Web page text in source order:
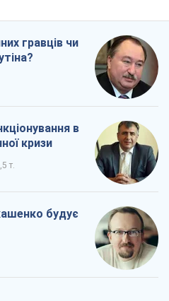
гравців чи
в
кризи
т.
будує